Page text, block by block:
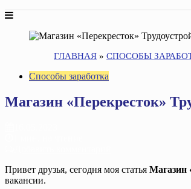
ГЛАВНАЯ » СПОСОБЫ
Способы заработка
Магазин «Перекресток»
Привет друзья, сегодня моя статья Магазин
вакансии.